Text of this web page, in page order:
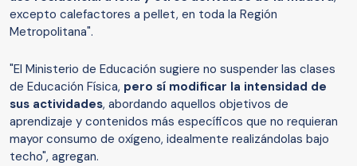
excepto calefactores a pellet, en toda la Región
Metropolitana".
"El Ministerio de Educación sugiere no suspender las clases
de Educación Física, pero sí modificar la intensidad de
sus actividades, abordando aquellos objetivos de
aprendizaje y contenidos más específicos que no requieran
mayor consumo de oxígeno, idealmente realizándolas bajo
techo", agregan.